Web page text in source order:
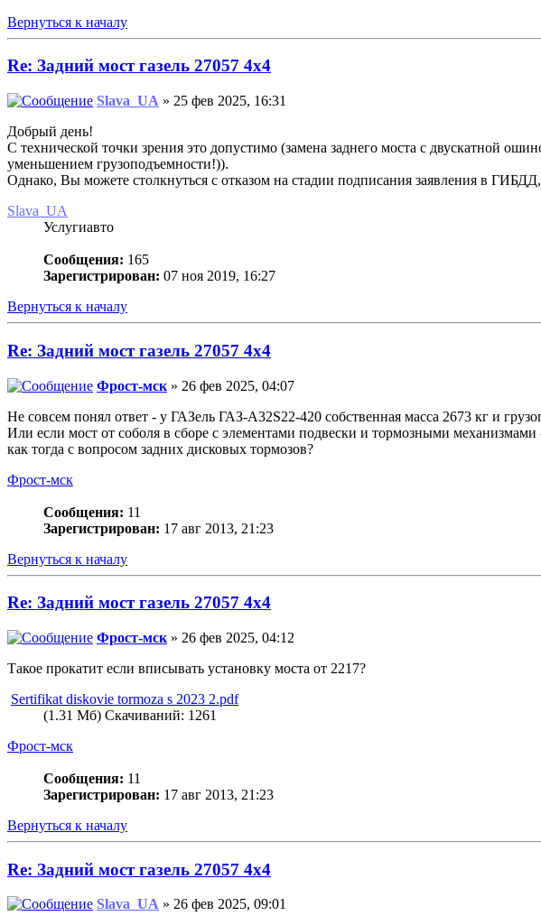
Вернуться к началу
Re: Задний мост газель 27057 4х4
Slava_UA » 25 фев 2025, 16:31
Добрый день!
С технической точки зрения это допустимо (замена заднего моста с двускатной
уменьшением грузоподъемности!)).
Однако, Вы можете столкнуться с отказом на стадии подписания заявления в
Slava_UA
Услугиавто
Сообщения: 165
Зарегистрирован: 07 ноя 2019, 16:27
Вернуться к началу
Re: Задний мост газель 27057 4х4
Фрост-мск » 26 фев 2025, 04:07
Не совсем понял ответ - у ГАЗель ГАЗ-А32S22-420 собственная масса 2673 кг и
Или если мост от соболя в сборе с элементами подвески и тормозными
как тогда с вопросом задних дисковых тормозов?
Фрост-мск
Сообщения: 11
Зарегистрирован: 17 авг 2013, 21:23
Вернуться к началу
Re: Задний мост газель 27057 4х4
Фрост-мск » 26 фев 2025, 04:12
Такое прокатит если вписывать установку моста от 2217?
Sertifikat diskovie tormoza s 2023 2.pdf
(1.31 Мб) Скачиваний: 1261
Фрост-мск
Сообщения: 11
Зарегистрирован: 17 авг 2013, 21:23
Вернуться к началу
Re: Задний мост газель 27057 4х4
Slava_UA » 26 фев 2025, 09:01